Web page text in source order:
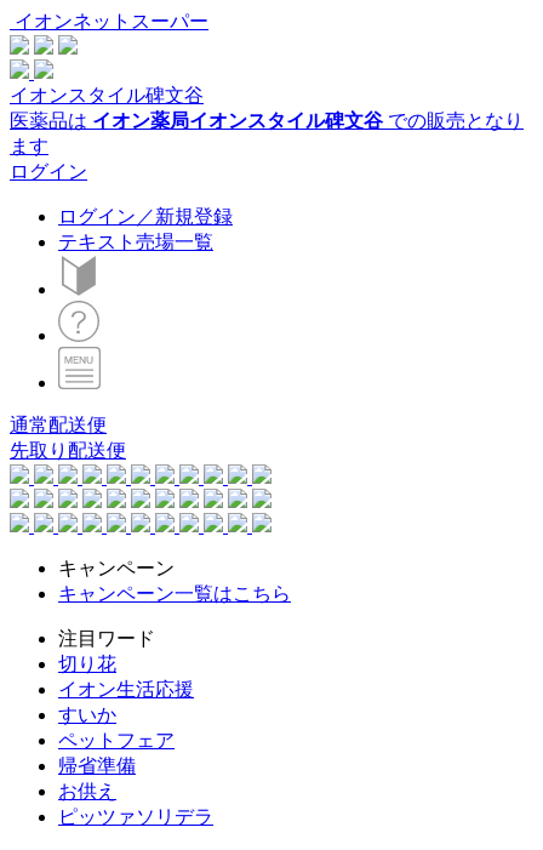
イオンネットスーパー
イオンスタイル碑文谷
医薬品は イオン薬局イオンスタイル碑文谷 での販売となり
ます
ログイン
ログイン／新規登録
テキスト売場一覧
通常配送便
先取り配送便
キャンペーン
キャンペーン一覧はこちら
注目ワード
切り花
イオン生活応援
すいか
ペットフェア
帰省準備
お供え
ピッツァソリデラ